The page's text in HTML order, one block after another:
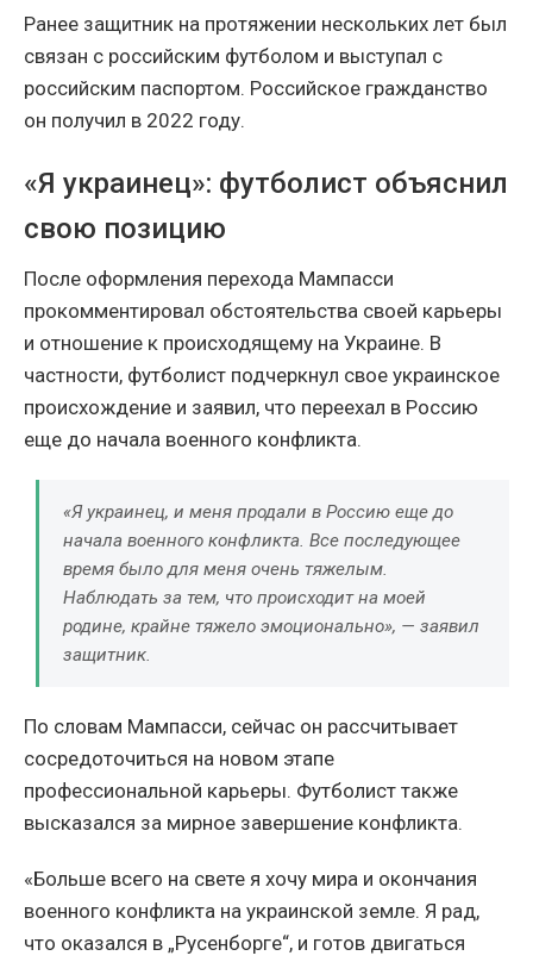
Ранее защитник на протяжении нескольких лет был
связан с российским футболом и выступал с
российским паспортом. Российское гражданство
он получил в 2022 году.
«Я украинец»: футболист объяснил
свою позицию
После оформления перехода Мампасси
прокомментировал обстоятельства своей карьеры
и отношение к происходящему на Украине. В
частности, футболист подчеркнул свое украинское
происхождение и заявил, что переехал в Россию
еще до начала военного конфликта.
«Я украинец, и меня продали в Россию еще до
начала военного конфликта. Все последующее
время было для меня очень тяжелым.
Наблюдать за тем, что происходит на моей
родине, крайне тяжело эмоционально», — заявил
защитник.
По словам Мампасси, сейчас он рассчитывает
сосредоточиться на новом этапе
профессиональной карьеры. Футболист также
высказался за мирное завершение конфликта.
«Больше всего на свете я хочу мира и окончания
военного конфликта на украинской земле. Я рад,
что оказался в „Русенборге“, и готов двигаться